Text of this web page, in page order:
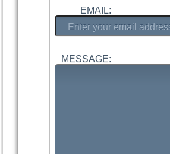
EMAIL:
MESSAGE: